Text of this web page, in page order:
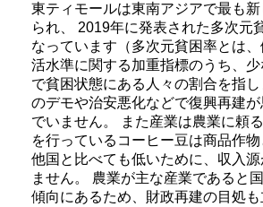
東ティモールは東南アジアで最も
られ、 2019年に発表された多次元
なっています（多次元貧困率とは
活水準に関する加重指標のうち、
で貧困状態にある人々の割合を指
のデモや治安悪化などで復興再建
でいません。 また産業は農業に頼
を行っているコーヒー豆は商品作
他国と比べても低いために、収入源
ません。 農業が主な産業であると
傾向にあるため、財政再建の目処